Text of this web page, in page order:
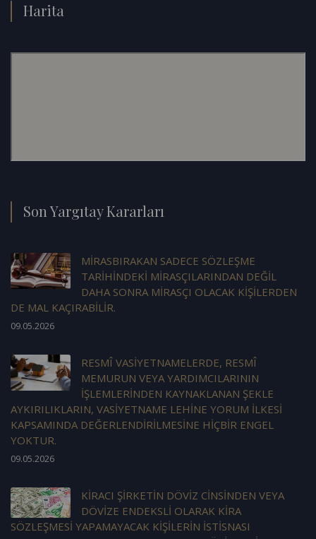
Harita
Son Yargıtay Kararları
MİRASBIRAKAN SADECE SÖZLEŞME
TARİHİNDEKİ MİRASÇILARINDAN DEĞİL
DAHA SONRA MİRASÇI OLACAK KİŞİLERDEN
DE MAL KAÇIRABİLİR.
09.05.2026
RESMÎ VASİYETNAMELERDE, RESMÎ
MEMURUN VEYA YARDIMCILARININ
İŞLEMLERİNDEN KAYNAKLANAN ŞEKLE
AYKIRILIKLARIN, VASİYETNAME LEHİNE YORUM İLKESİ
KAPSAMINDA DEĞERLENDİRİLMESİNE HİÇBİR ENGEL
YOKTUR.
09.05.2026
KİRACI ŞİRKETİN DÖVİZ CİNSİNDEN VEYA
DÖVİZE ENDEKSLİ OLARAK KİRA
SÖZLEŞMESİ YAPAMAYACAK KİŞİLERİN İSTİSNASI